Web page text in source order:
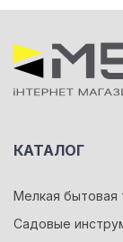
КАТАЛОГ
Мелкая бытовая
Садовые